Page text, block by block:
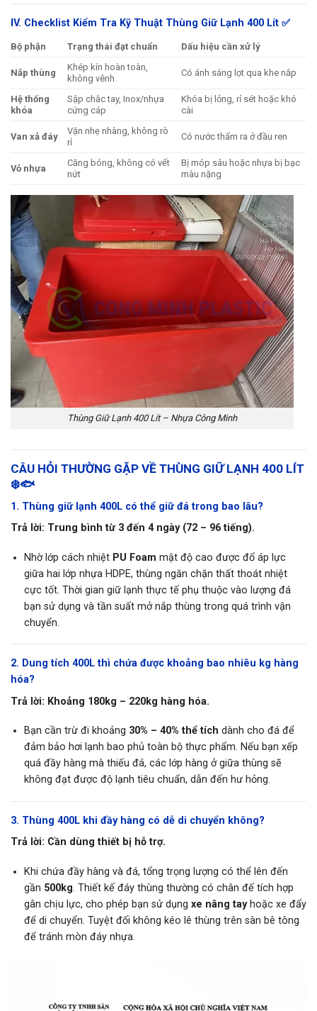
IV. Checklist Kiểm Tra Kỹ Thuật Thùng Giữ Lạnh 400 Lít ✅
Bộ phận Trạng thái đạt chuẩn Dấu hiệu cần xử lý
Nắp thùng
Khép kín hoàn toàn,
không vênh
Có ánh sáng lọt qua khe nắp
Hệ thống
khóa
Sập chắc tay, Inox/nhựa
cứng cáp
Khóa bị lỏng, rỉ sét hoặc khó
cài
Van xả đáy
Vặn nhẹ nhàng, không rò
rỉ
Có nước thấm ra ở đầu ren
Vỏ nhựa
Căng bóng, không có vết
nứt
Bị móp sâu hoặc nhựa bị bạc
màu nặng
Thùng Giữ Lạnh 400 Lít – Nhựa Công Minh
CÂU HỎI THƯỜNG GẶP VỀ THÙNG GIỮ LẠNH 400 LÍT
❄️🐟
1. Thùng giữ lạnh 400L có thể giữ đá trong bao lâu?
Trả lời: Trung bình từ 3 đến 4 ngày (72 – 96 tiếng).
Nhờ lớp cách nhiệt PU Foam mật độ cao được đổ áp lực
giữa hai lớp nhựa HDPE, thùng ngăn chặn thất thoát nhiệt
cực tốt. Thời gian giữ lạnh thực tế phụ thuộc vào lượng đá
bạn sử dụng và tần suất mở nắp thùng trong quá trình vận
chuyển.
2. Dung tích 400L thì chứa được khoảng bao nhiêu kg hàng
hóa?
Trả lời: Khoảng 180kg – 220kg hàng hóa.
Bạn cần trừ đi khoảng 30% – 40% thể tích dành cho đá để
đảm bảo hơi lạnh bao phủ toàn bộ thực phẩm. Nếu bạn xếp
quá đầy hàng mà thiếu đá, các lớp hàng ở giữa thùng sẽ
không đạt được độ lạnh tiêu chuẩn, dẫn đến hư hỏng.
3. Thùng 400L khi đầy hàng có dễ di chuyển không?
Trả lời: Cần dùng thiết bị hỗ trợ.
Khi chứa đầy hàng và đá, tổng trọng lượng có thể lên đến
gần 500kg. Thiết kế đáy thùng thường có chân đế tích hợp
gân chịu lực, cho phép bạn sử dụng xe nâng tayhoặc xe đẩy
để di chuyển. Tuyệt đối không kéo lê thùng trên sàn bê tông
để tránh mòn đáy nhựa.